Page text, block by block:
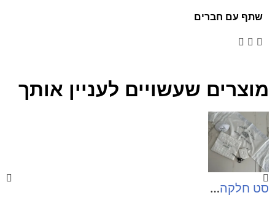
שתף עם חברים
מוצרים שעשויים לעניין אותך
סט חלקה דגם "אורי"